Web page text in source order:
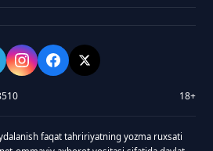
18+
faqat tahririyatning yozma ruxsati